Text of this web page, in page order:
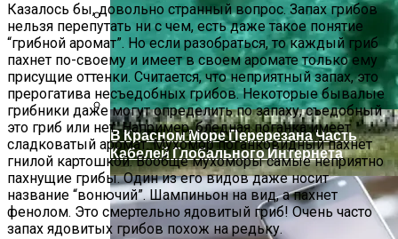
Как Купить Сотовый Поликарбонат В
Нижнем Новгороде
В Красном Море Перерезана Часть
Кабелей Глобального Интернета
Казалось бы, довольно странный вопрос. Запах грибов
нельзя перепутать ни с чем, есть даже такое понятие
“грибной аромат”. Но если разобраться, то каждый гриб
пахнет по-своему и имеет в своем аромате только ему
присущие оттенки. Считается, что неприятный запах, это
прерогатива несъедобных грибов. Некоторые бывалые
грибники даже могут определить по запаху, съедобный
это гриб или нет. Например, бледная поганка имеет
сладковатый аромат. Мухомор поганковидный пахнет
гнилой картошкой. Вообще мухоморы самые неприятно
пахнущие грибы. Один из его видов даже носит
название “вонючий”. Шампиньон на вид, а пахнет
фенолом. Это смертельно ядовитый гриб! Очень часто
запах ядовитых грибов похож на редьку.